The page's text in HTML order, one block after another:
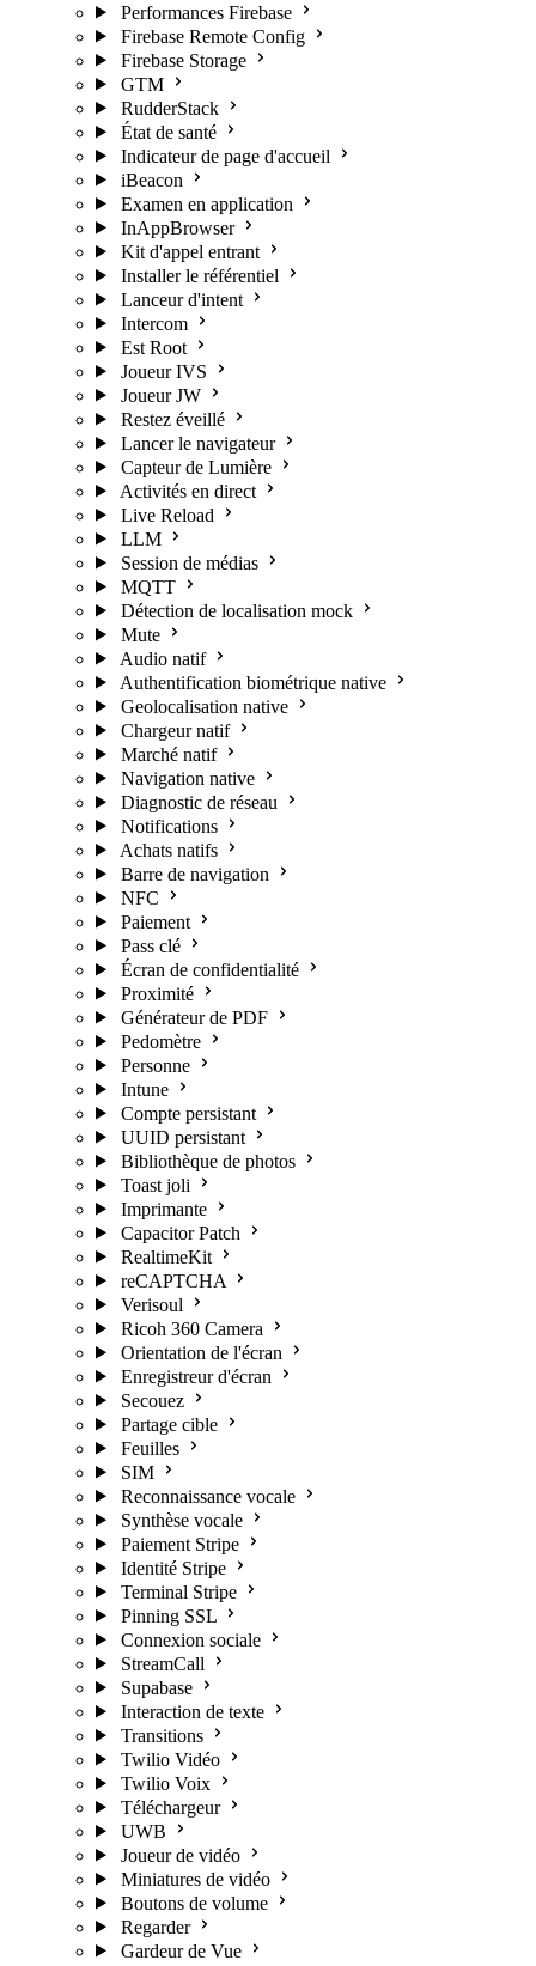
Performances Firebase
Firebase Remote Config
Firebase Storage
GTM
RudderStack
État de santé
Indicateur de page d'accueil
iBeacon
Examen en application
InAppBrowser
Kit d'appel entrant
Installer le référentiel
Lanceur d'intent
Intercom
Est Root
Joueur IVS
Joueur JW
Restez éveillé
Lancer le navigateur
Capteur de Lumière
Activités en direct
Live Reload
LLM
Session de médias
MQTT
Détection de localisation mock
Mute
Audio natif
Authentification biométrique native
Geolocalisation native
Chargeur natif
Marché natif
Navigation native
Diagnostic de réseau
Notifications
Achats natifs
Barre de navigation
NFC
Paiement
Pass clé
Écran de confidentialité
Proximité
Générateur de PDF
Pedomètre
Personne
Intune
Compte persistant
UUID persistant
Bibliothèque de photos
Toast joli
Imprimante
Capacitor Patch
RealtimeKit
reCAPTCHA
Verisoul
Ricoh 360 Camera
Orientation de l'écran
Enregistreur d'écran
Secouez
Partage cible
Feuilles
SIM
Reconnaissance vocale
Synthèse vocale
Paiement Stripe
Identité Stripe
Terminal Stripe
Pinning SSL
Connexion sociale
StreamCall
Supabase
Interaction de texte
Transitions
Twilio Vidéo
Twilio Voix
Téléchargeur
UWB
Joueur de vidéo
Miniatures de vidéo
Boutons de volume
Regarder
Gardeur de Vue